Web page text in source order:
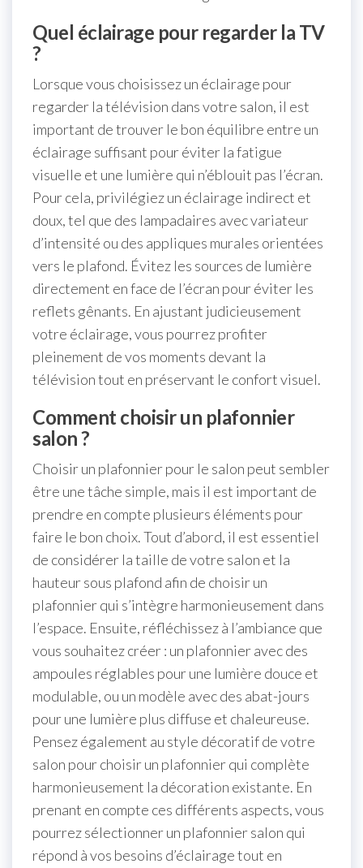
Quel éclairage pour regarder la TV
?
Lorsque vous choisissez un éclairage pour
regarder la télévision dans votre salon, il est
important de trouver le bon équilibre entre un
éclairage suffisant pour éviter la fatigue
visuelle et une lumière qui n’éblouit pas l’écran.
Pour cela, privilégiez un éclairage indirect et
doux, tel que des lampadaires avec variateur
d’intensité ou des appliques murales orientées
vers le plafond. Évitez les sources de lumière
directement en face de l’écran pour éviter les
reflets gênants. En ajustant judicieusement
votre éclairage, vous pourrez profiter
pleinement de vos moments devant la
télévision tout en préservant le confort visuel.
Comment choisir un plafonnier
salon ?
Choisir un plafonnier pour le salon peut sembler
être une tâche simple, mais il est important de
prendre en compte plusieurs éléments pour
faire le bon choix. Tout d’abord, il est essentiel
de considérer la taille de votre salon et la
hauteur sous plafond afin de choisir un
plafonnier qui s’intègre harmonieusement dans
l’espace. Ensuite, réfléchissez à l’ambiance que
vous souhaitez créer : un plafonnier avec des
ampoules réglables pour une lumière douce et
modulable, ou un modèle avec des abat-jours
pour une lumière plus diffuse et chaleureuse.
Pensez également au style décoratif de votre
salon pour choisir un plafonnier qui complète
harmonieusement la décoration existante. En
prenant en compte ces différents aspects, vous
pourrez sélectionner un plafonnier salon qui
répond à vos besoins d’éclairage tout en